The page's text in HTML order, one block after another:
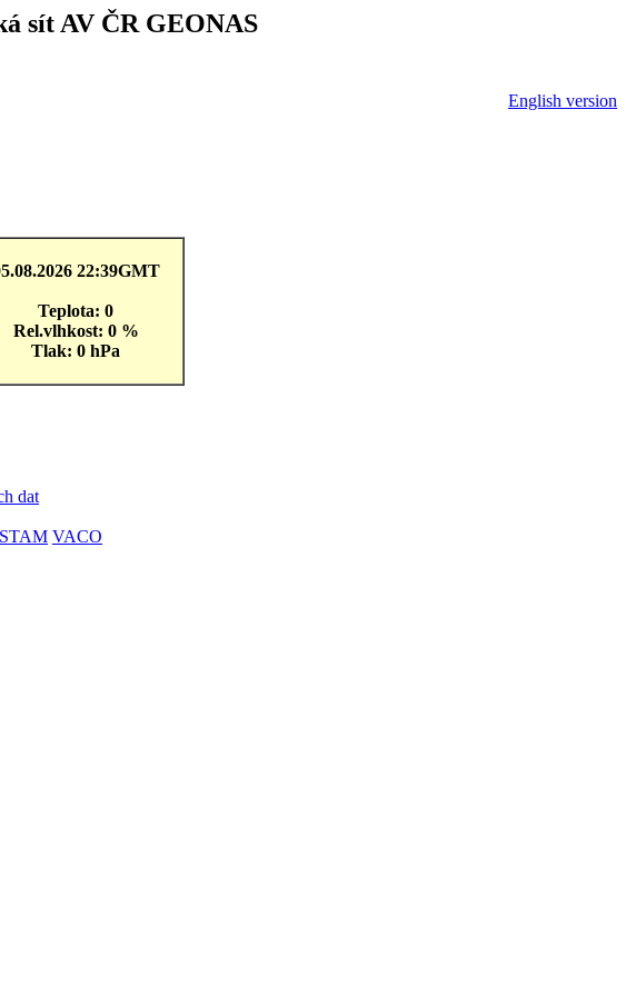
sít AV ČR GEONAS
English version
22:39GMT
Teplota: 0
Rel.vlhkost: 0 %
Tlak: 0 hPa
dat
STAM VACO